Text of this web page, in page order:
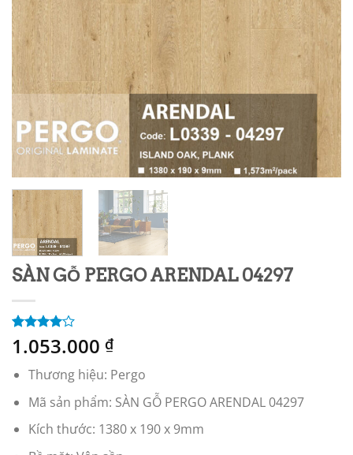
SÀN GỖ PERGO ARENDAL 04297
4.00trên
5 dựa
3
giá
1.053.000 ₫
Thương hiệu: Pergo
Mã sản phẩm: SÀN GỖ PERGO ARENDAL 04297
Kích thước: 1380 x 190 x 9mm